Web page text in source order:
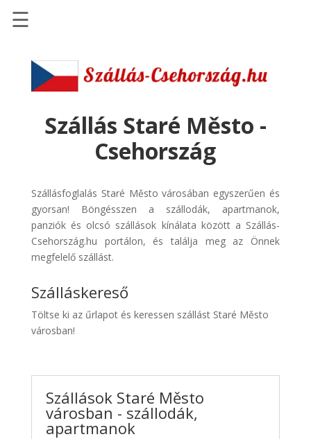
Szállások
Szállásinfo.eu
pénzvisszatérítéssel
Discover
Cars
Transzfer
Kiwi
Taxi
☰
Szállás Staré Město -
Csehország
Szállásfoglalás Staré Město városában egyszerűen és
gyorsan! Böngésszen a szállodák, apartmanok,
panziók és olcsó szállások kínálata között a Szállás-
Csehország.hu portálon, és találja meg az Önnek
megfelelő szállást.
Szálláskereső
Töltse ki az űrlapot és keressen szállást Staré Město
városban!
Szállások Staré Město
városban - szállodák,
apartmanok